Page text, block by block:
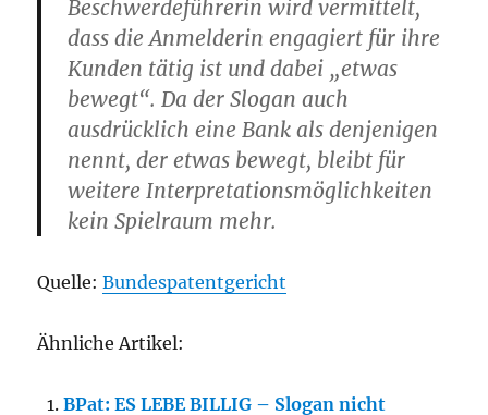
Beschwerdeführerin wird vermittelt,
dass die Anmelderin engagiert für ihre
Kunden tätig ist und dabei „etwas
bewegt“. Da der Slogan auch
ausdrücklich eine Bank als denjenigen
nennt, der etwas bewegt, bleibt für
weitere Interpretationsmöglichkeiten
kein Spielraum mehr.
Quelle:Bundespatentgericht
Ähnliche Artikel:
BPat: ES LEBE BILLIG – Slogan nicht